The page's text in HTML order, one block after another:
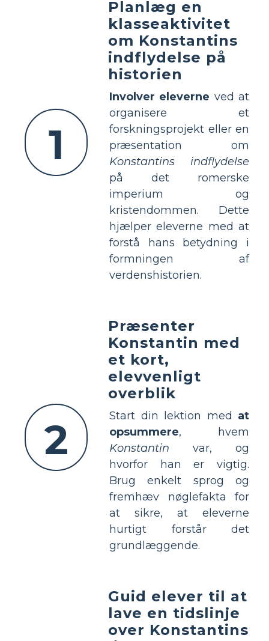
1
Planlæg en
klasseaktivitet
om Konstantins
indflydelse på
historien
Involver eleverne ved at
organisere et
forskningsprojekt eller en
præsentation om
Konstantins indflydelse
på det romerske
imperium og
kristendommen. Dette
hjælper eleverne med at
forstå hans betydning i
formningen af
verdenshistorien.
2
Præsenter
Konstantin med
et kort,
elevvenligt
overblik
Start din lektion med at
opsummere, hvem
Konstantin var, og
hvorfor han er vigtig.
Brug enkelt sprog og
fremhæv nøglefakta for
at sikre, at eleverne
hurtigt forstår det
grundlæggende.
Guid elever til at
lave en tidslinje
over Konstantins